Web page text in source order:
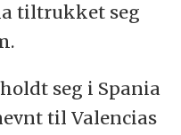
tiltrukket seg
seg i Spania
til Valencias